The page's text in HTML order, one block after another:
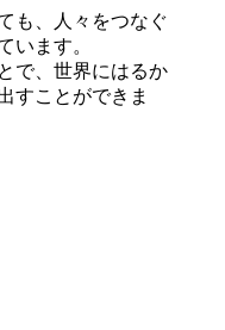
も、人々をつなぐ
います。
で、世界にはるか
すことができま